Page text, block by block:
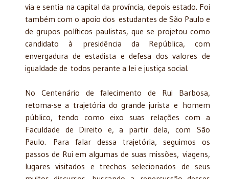
via e sentia na capital da província, depois estado. Foi
também com o apoio dos estudantes de São Paulo e
de grupos políticos paulistas, que se projetou como
candidato à presidência da República, com
envergadura de estadista e defesa dos valores de
igualdade de todos perante a lei e justiça social.
No Centenário de falecimento de Rui Barbosa,
retoma-se a trajetória do grande jurista e homem
público, tendo como eixo suas relações com a
Faculdade de Direito e, a partir dela, com São
Paulo. Para falar dessa trajetória, seguimos os
passos de Rui em algumas de suas missões, viagens,
lugares visitados e trechos selecionados de seus